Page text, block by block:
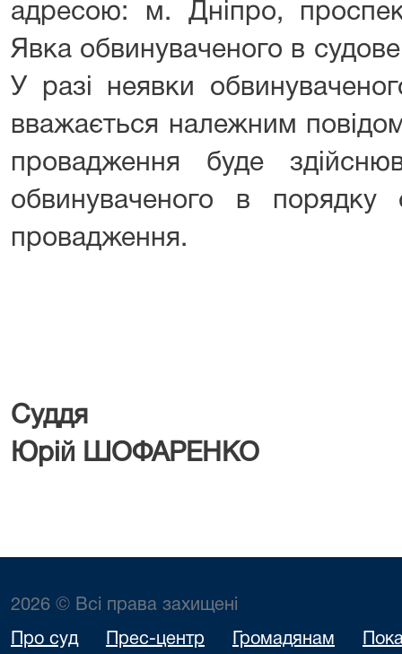
адресою: м. Дніпро,
Явка обвинуваченого в
У разі неявки
вважається належним
провадження буде
обвинуваченого в порядку
провадження.
Юрій ШОФАРЕНКО
2026 © Всі права захищені
Про суд Прес-центр Громадянам